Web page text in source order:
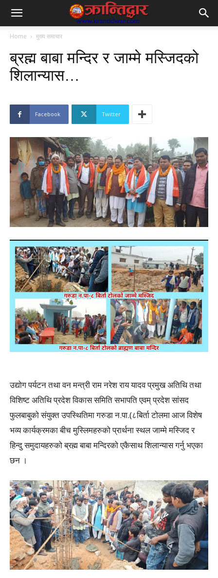
Home मुख्य समाचार
ब्रह्म बाबा मन्दिर र जाम्मे मस्जिदको
शिलान्यास…
Facebook Twitter
उद्योग पर्यटन तथा वन मन्त्री राम नरेश राय यादव प्रमुख अतिथि तथा
विशिष्ट अतिथि प्रदेश विकास समिति सभापति एवम् प्रदेश सांसद
फुलबाबुको संयुक्त उपस्थितिमा गरुडा न.पा.(८बिर्ता टोलमा आज विशेष
भव्य कार्यक्रमका बीच मुस्लिमहरुको प्रार्थना स्थल जाम्मे मस्जिद र
हिन्दु समुदायहरुको ब्रह्म बाबा मन्दिरको एकैसाथ शिलान्यास गर्नु भएका
छन ।